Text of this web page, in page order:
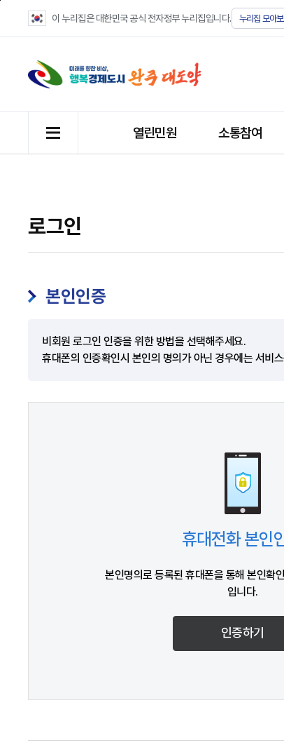
이 누리집은 대한민국 공식 전자정부 누리집입니다. 누리집 모아
열린민원 소통참여
로그인
본인인증
비회원 로그인 인증을 위한 방법을 선택해주세요.
휴대폰의 인증확인시 본인의 명의가 아닌 경우에는 서비
휴대전화 본인
본인명의로 등록된 휴대폰을 통해 본인확
입니다.
인증하기